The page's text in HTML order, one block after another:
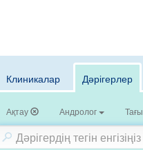
Клиникалар Дәрігерлер
Ақтау Андролог Тағы